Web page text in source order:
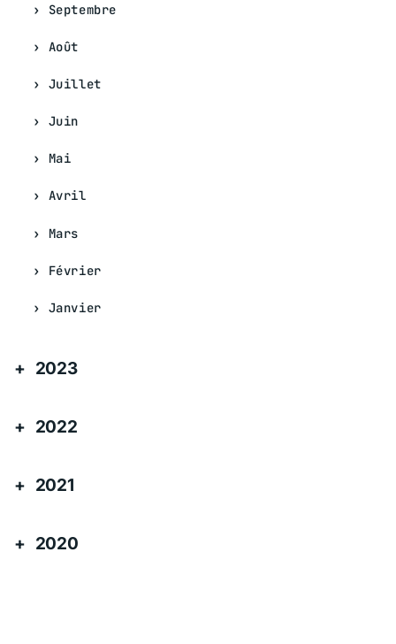
Septembre
Août
Juillet
Juin
Mai
Avril
Mars
Février
Janvier
2023
2022
2021
2020